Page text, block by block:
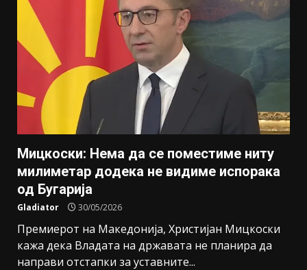
Мицкоски: Нема да се поместиме ниту
милиметар додека не видиме испорака
од Бугарија
Gladiator 30/05/2026
Премиерот на Македонија, Христијан Мицкоски
кажа дека Владата на државата не планира да
направи отстапки за уставните...